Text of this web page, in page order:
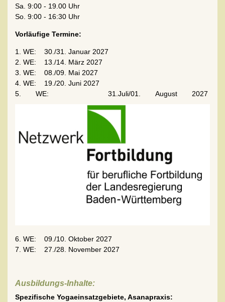
Sa. 9:00 - 19.00 Uhr
So. 9:00 - 16:30 Uhr
Vorläufige Termine:
1. WE: 30./31. Januar 2027
2. WE: 13./14. März 2027
3. WE: 08./09. Mai 2027
4. WE: 19./20. Juni 2027
5. WE: 31.Juli/01. August 2027
6. WE: 09./10. Oktober 2027
7. WE: 27./28. November 2027
Ausbildungs-Inhalte:
Spezifische Yogaeinsatzgebiete, Asanapraxis: